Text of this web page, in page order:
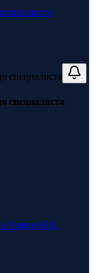
специалиста
PostgreSQL